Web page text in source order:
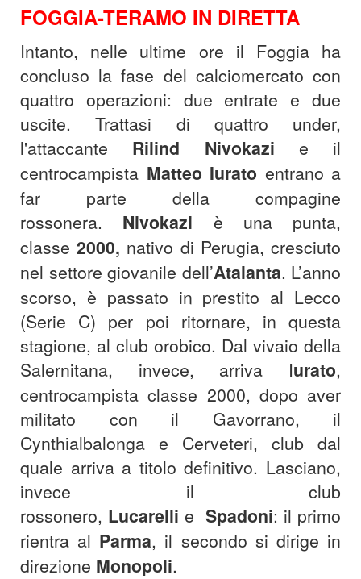
FOGGIA-TERAMO IN DIRETTA
Intanto, nelle ultime ore il Foggia ha
concluso la fase del calciomercato con
quattro operazioni: due entrate e due
uscite. Trattasi di quattro under,
l'attaccante Rilind Nivokazi e il
centrocampista Matteo Iurato entrano a
far parte della compagine
rossonera. Nivokazi è una punta,
classe2000, nativo di Perugia, cresciuto
nel settore giovanile dell’Atalanta. L’anno
scorso, è passato in prestito al Lecco
(Serie C) per poi ritornare, in questa
stagione, al club orobico. Dal vivaio della
Salernitana, invece, arriva Iurato,
centrocampista classe 2000, dopo aver
militato con il Gavorrano, il
Cynthialbalonga e Cerveteri, club dal
quale arriva a titolo definitivo. Lasciano,
invece il club
rossonero, Lucarelli e Spadoni: il primo
rientra al Parma, il secondo si dirige in
direzione Monopoli.